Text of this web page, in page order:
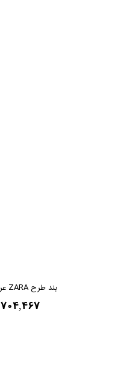
بند طرح ZARA عرض ۱/۵ سانت
۷۰۴,۴۶۷ تومان